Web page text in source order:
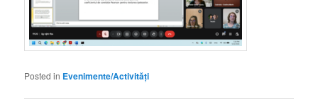
Posted in Evenimente/Activități